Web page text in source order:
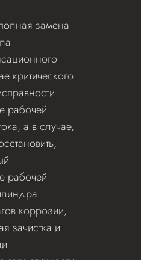
замена
критического
рабочей
а в случае,
рабочей
коррозии,
зачистка и